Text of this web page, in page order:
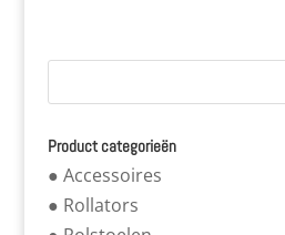
Product categorieën
● Accessoires
● Rollators